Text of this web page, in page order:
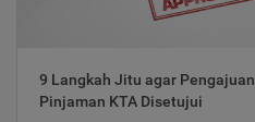
9 Langkah Jitu agar Pengajuan
Pinjaman KTA Disetujui